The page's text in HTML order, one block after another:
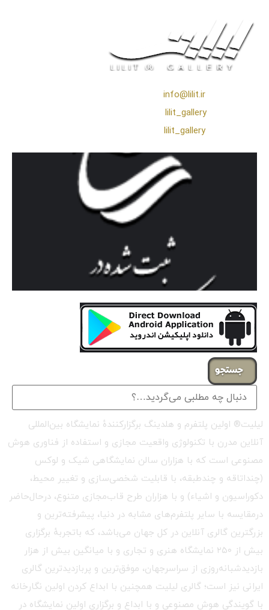
info@lilit.ir
lilit_gallery
lilit_gallery
جستجو
لیلیت® اولین پلتفرم و هلدینگ برگزارکنندهٔ نمایشگاه بین‌المللی
آنلاین مدرن با تکنولوژی واقعیت مجازی و استفاده از فناوری هوش
مصنوعی است که با هزاران سالن نمایشگاهی شیک و لوکس
(چنداتاقه و چندطبقه، با قابلیت شخصی‌سازی و تغییر محیط،
دکوراسیون و اشیاء) و با هزاران طرح قاب‌مجازی متنوع، درحال‌حاضر
درمقایسه با سایر پلتفرم‌های مشابه در دنیا، پیشرفته‌ترین و
بزرگترین گالری آنلاین در کل جهان می‌باشد، که باتجربهٔ برگزاری
بیش از ۲۵۰ نمایشگاه هنری و تجاری و با میانگین بیش از هزار
بازدیدشبانه‌روزی از سراسرجهان، موفق‌ترین و پربازدیدترین گالری
ایرانی نیز است؛ گالری لیلیت همچنین با ابداع کردن اولین نگارخانه
با گویندگی هوش مصنوعی و با ابداع و برگزاری اولین نمایشگاه در